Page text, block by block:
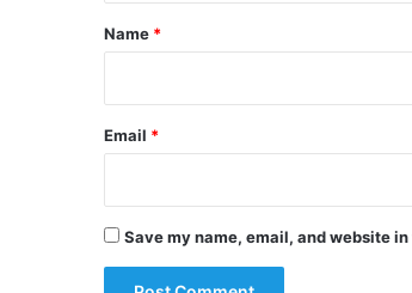
*
Name *
Email *
Save my name, email, and website